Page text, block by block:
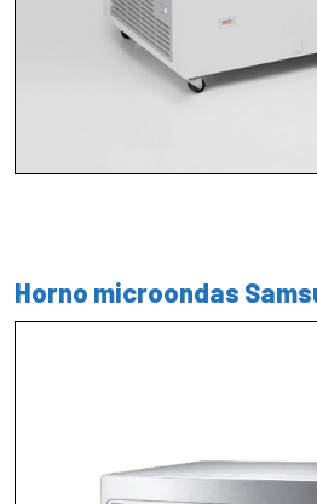
Horno microondas